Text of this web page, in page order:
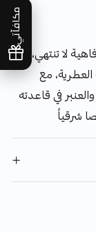
مكافآتي
لا تنتهي،
مع
في قاعدته
شرقياً